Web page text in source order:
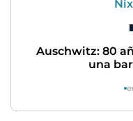
Auschwitz: 80
una